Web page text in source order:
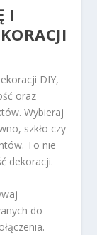
I
DIY,
oraz
Wybieraj
szkło czy
To nie
dekoracji.
do